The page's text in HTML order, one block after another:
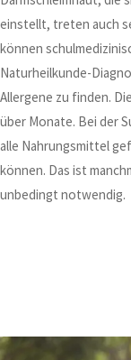
einstellt, treten auch
können
Naturheilkunde-
Allergene zu finden.
über Monate. Bei der
alle Nahrungsmittel
können. Das ist
unbedingt notwendig.